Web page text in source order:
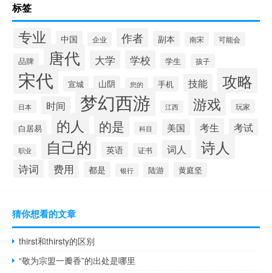
标签
专业 中国 企业 作者 副本 南宋 可能会
品牌 唐代 大学 学校 学生 孩子
宋代 宣城 山阴 您的 手机 技能 攻略
日本 时间 梦幻西游 江西 游戏 玩家
白居易 的人 的是 科目 美国 考生 考试
职业 自己的 英语 证书 词人 诗人
诗词 费用 都是 银行 陆游 黄庭坚
猜你想看的文章
thirst和thirsty的区别
“敬为宗盟一瓣香”的出处是哪里